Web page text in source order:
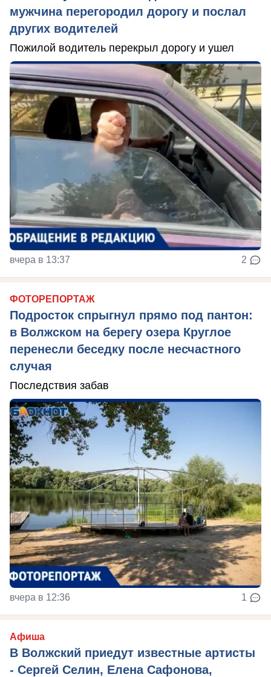
мужчина перегородил дорогу и послал
других водителей
Пожилой водитель перекрыл дорогу и ушел
вчера в 13:37 2
ФОТОРЕПОРТАЖ
Подросток спрыгнул прямо под пантон:
в Волжском на берегу озера Круглое
перенесли беседку после несчастного
случая
Последствия забав
вчера в 12:36 1
Афиша
В Волжский приедут известные артисты
- Сергей Селин, Елена Сафонова,